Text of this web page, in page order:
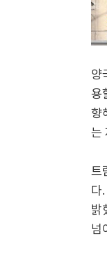
양
용
향
는
트
다
밝
넘